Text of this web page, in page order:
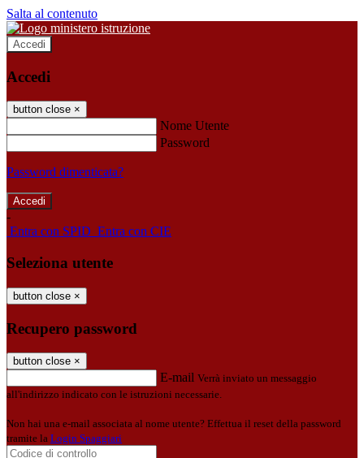
Salta al contenuto
Accedi
Accedi
button close ×
Nome Utente
Password
Password dimenticata?
-
Entra con SPID Entra con CIE
Seleziona utente
button close ×
Recupero password
button close ×
E-mail Verrà inviato un messaggio
all'indirizzo indicato con le istruzioni necessarie.
Non hai una e-mail associata al nome utente? Effettua il reset della password
tramite la Login Spaggiari